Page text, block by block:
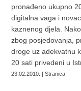
pronađeno ukupno
digitalna vaga i
kaznenog djela.
zbog posjedovanja,
droge uz adekvatnu
20 sati privedeni u
23.02.2010. | Stranica